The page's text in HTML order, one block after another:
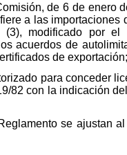
de 6 de enero
a las
modificado por
acuerdos de
de exportación;
para conceder
82 con la indicación
se ajustan